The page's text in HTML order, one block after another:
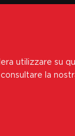
utilizzare su
la